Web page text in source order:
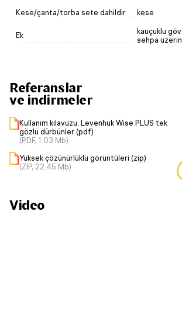
Kese/çanta/torba sete dahildir kese
Ek
kauçuklu
sehpa
Referanslar
ve indirmeler
Kullanım kılavuzu: Levenhuk Wise PLUS tek
gözlü dürbünler (pdf)
(PDF, 1.03 Mb)
Yüksek çözünürlüklü görüntüleri (zip)
(ZIP, 22.45 Mb)
Video